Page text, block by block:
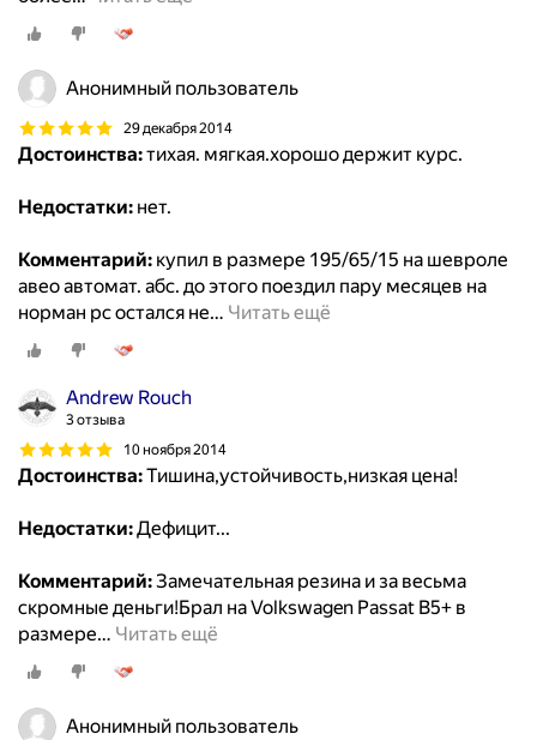
Анонимный пользователь
29 декабря 2014
Достоинства:тихая. мягкая.хорошо держит курс.
Недостатки: нет.
Комментарий: купил в размере 195/65/15 на шевроле
авео автомат. абс. до этого поездил пару месяцев на
норман рс остался не… Читать ещё
Andrew Rouch
3 отзыва
10 ноября 2014
Достоинства:Тишина,устойчивость,низкая цена!
Недостатки:Дефицит...
Комментарий:Замечательная резина и за весьма
скромные деньги!Брал на Volkswagen Passat B5+ в
размере… Читать ещё
Анонимный пользователь